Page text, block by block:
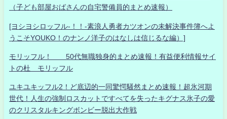
（子ども部屋おばさんの自宅警備員的まとめ速報）
[ヨシヨシロッフル-！！-素浪人勇者カツオンの未解決事件簿へよ
うこそYOUKO！のナンノ洋子のはなしは信じるな編）]
モリッフル！ 50代無職独身的まとめ速報！有益便利情報サイ
トの杜 モリッフル
ユキユキッフル2！ど底辺的一同驚愕騒然まとめ速報！超氷河期
世代！人生の強制ロスカットですべてを失ったキグナス氷子の愛
のクリスタルキングボンビー脱出大作戦